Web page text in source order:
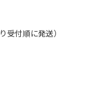
順に発送）